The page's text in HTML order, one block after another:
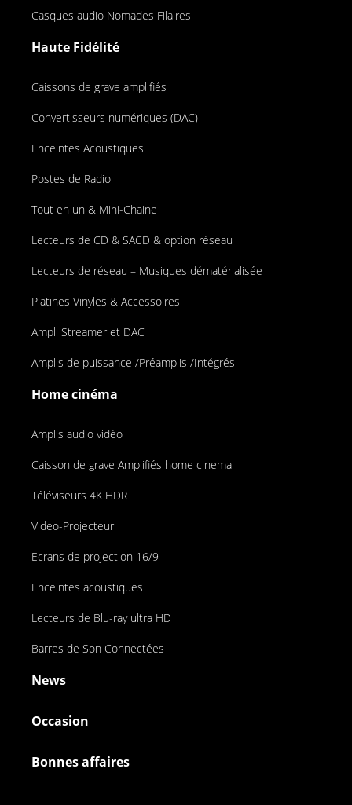
Casques audio Nomades Filaires
Haute Fidélité
Caissons de grave amplifiés
Convertisseurs numériques (DAC)
Enceintes Acoustiques
Postes de Radio
Tout en un & Mini-Chaine
Lecteurs de CD & SACD & option réseau
Lecteurs de réseau – Musiques dématérialisée
Platines Vinyles & Accessoires
Ampli Streamer et DAC
Amplis de puissance /Préamplis /Intégrés
Home cinéma
Amplis audio vidéo
Caisson de grave Amplifiés home cinema
Téléviseurs 4K HDR
Video-Projecteur
Ecrans de projection 16/9
Enceintes acoustiques
Lecteurs de Blu-ray ultra HD
Barres de Son Connectées
News
Occasion
Bonnes affaires